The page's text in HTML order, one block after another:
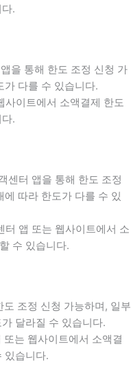
.
을 통해 한도 조정 신청 가
가 다를 수 있습니다.
사이트에서 소액결제 한도
.
센터 앱을 통해 한도 조정
따라 한도가 다를 수 있
터 앱 또는 웹사이트에서 소
수 있습니다.
도 조정 신청 가능하며, 일부
달라질 수 있습니다.
또는 웹사이트에서 소액결
있습니다.